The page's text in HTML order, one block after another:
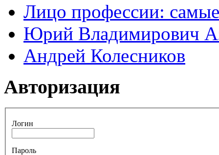
Лицо профессии:
Юрий Владимирович
Андрей Колесников
Авторизация
Логин
Пароль